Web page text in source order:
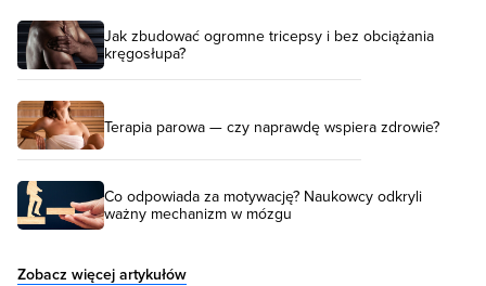
Jak zbudować ogromne tricepsy i bez obciążania
kręgosłupa?
Terapia parowa — czy naprawdę wspiera zdrowie?
Co odpowiada za motywację? Naukowcy odkryli
ważny mechanizm w mózgu
Zobacz więcej artykułów